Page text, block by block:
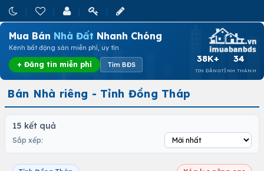
Mua Bán Nhà Đất Nhanh Chóng
Kênh bất động sản miễn phí, uy tín
+ Đăng tin miễn phí Tìm BĐS
38K+
TIN ĐĂNG
34
TỈNH THÀNH
Bán Nhà riêng - Tỉnh Đồng Tháp
15 kết quả
Sắp xếp: